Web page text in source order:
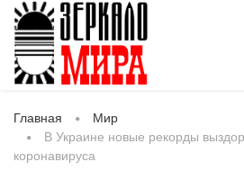
Главная
Мир
В Украине новые рекорды
коронавируса